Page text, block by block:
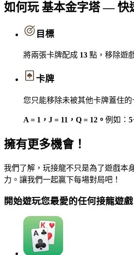
如何玩 基本金字塔 — 快
目標
將兩張卡牌配成 13 點，移除遊
卡牌
您只能移除未被其他卡牌蓋住的
A = 1，J = 11，Q = 12。 例如：
擁有更多機會！
我們了解，玩接龍不只是為了遊戲本
力。讓我們一起贏下每場對局吧！
開始遊玩您最愛的任何接龍遊戲